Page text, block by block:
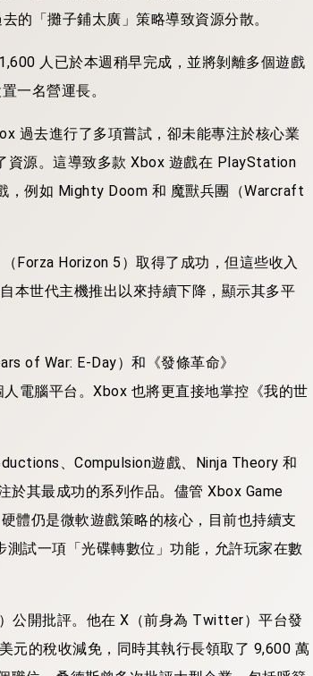
的「攤子鋪太廣」策略導致資源分散。
人已於本週稍早完成，並將剝離多個遊戲
一名營運長。
過去進行了多項嘗試，卻未能專注於核心業
資源。這導致多款 Xbox 遊戲在 PlayStation
，例如 Mighty Doom 和 魔獸兵團（Warcraft
Forza Horizon 5）取得了成功，但這些收入
本世代主機推出以來持續下降，顯示其多平
of War: E-Day）和《發條革命》
電腦平台。Xbox 也將更直接地掌控《我的世
、Compulsion遊戲、Ninja Theory 和
於其最成功的系列作品。儘管 Xbox Game
體仍是微軟遊戲策略的核心，目前也持續支
試一項「光碟轉數位」功能，允許玩家在數
公開批評。他在 X（前身為 Twitter）平台發
元的稅收減免，同時其執行長領取了 9,600 萬